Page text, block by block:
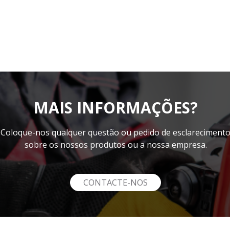
MAIS INFORMAÇÕES?
Coloque-nos qualquer questão ou pedido de esclarecimento
sobre os nossos produtos ou a nossa empresa.
CONTACTE-NOS